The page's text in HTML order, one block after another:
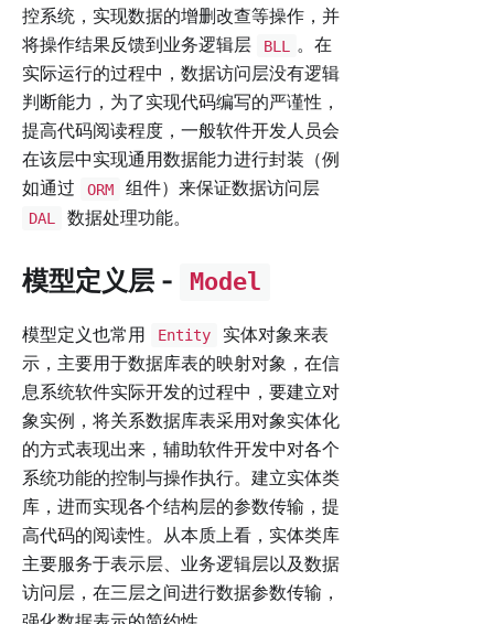
控系统，实现数据的增删改查等操作，并
将操作结果反馈到业务逻辑层
BLL
。在
实际运行的过程中，数据访问层没有逻辑
判断能力，为了实现代码编写的严谨性，
提高代码阅读程度，一般软件开发人员会
在该层中实现通用数据能力进行封装（例
如通过
ORM 组件）来保证数据访问层
DAL 数据处理功能。
模型定义层 - Model
模型定义也常用 Entity
实体对象来表
示，主要用于数据库表的映射对象，在信
息系统软件实际开发的过程中，要建立对
象实例，将关系数据库表采用对象实体化
的方式表现出来，辅助软件开发中对各个
系统功能的控制与操作执行。建立实体类
库，进而实现各个结构层的参数传输，提
高代码的阅读性。从本质上看，实体类库
主要服务于表示层、业务逻辑层以及数据
访问层，在三层之间进行数据参数传输，